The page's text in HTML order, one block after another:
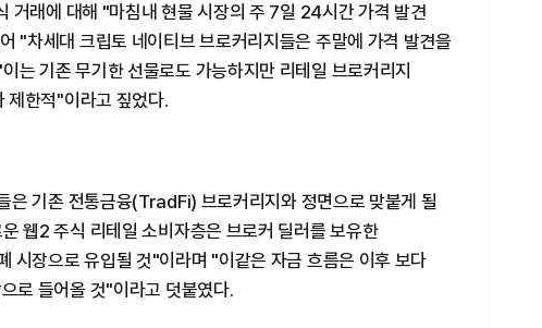
거래에 대해 "마침내 현물 시장의 주 7일 24시간 가격 발견
"차세대 크립토 네이티브 브로커리지들은 주말에 가격 발견을
는 기존 무기한 선물로도 가능하지만 리테일 브로커리지
제한적"이라고 짚었다.
은 기존 전통금융(TradFi) 브로커리지와 정면으로 맞붙게 될
웹2 주식 리테일 소비자층은 브로커 딜러를 보유한
시장으로 유입될 것"이라며 "이같은 자금 흐름은 이후 보다
로 들어올 것"이라고 덧붙였다.